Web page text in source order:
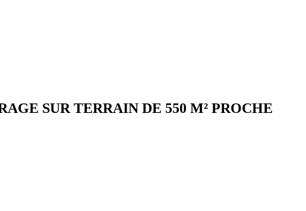
SUR TERRAIN DE 550 M² PROCHE